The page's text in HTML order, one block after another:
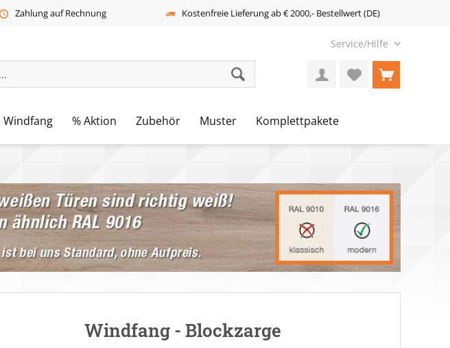
Zahlung auf Rechnung Kostenfreie Lieferung ab € 2000,- Bestellwert (DE)
Service/Hilfe
Windfang % Aktion Zubehör Muster Komplettpakete
Windfang - Blockzarge